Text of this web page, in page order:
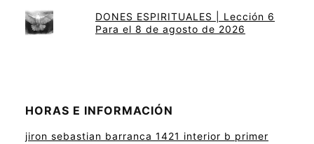
DONES ESPIRITUALES | Lección 6
Para el 8 de agosto de 2026
HORAS E INFORMACIÓN
jiron sebastian barranca 1421 interior b primer